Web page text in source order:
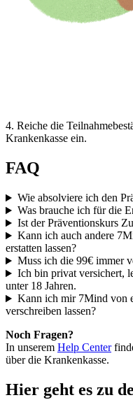
4. Reiche die
Krankenkasse ein.
FAQ
Wie absolviere ich den
Was brauche ich für die
Ist der Präventionskurs
Kann ich auch andere
erstatten lassen?
Muss ich die 99€ immer
Ich bin privat versichert,
unter 18 Jahren.
Kann ich mir 7Mind von
verschreiben lassen?
Noch Fragen?
In unserem Help Center
über die Krankenkasse.
Hier geht es zu